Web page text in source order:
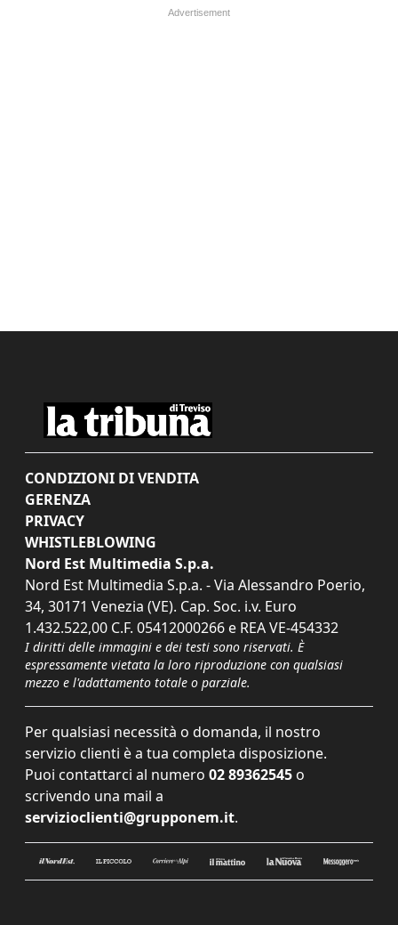
CONDIZIONI DI VENDITA
GERENZA
PRIVACY
WHISTLEBLOWING
Nord Est Multimedia S.p.a.
Nord Est Multimedia S.p.a. - Via Alessandro Poerio,
34, 30171 Venezia (VE). Cap. Soc. i.v. Euro
1.432.522,00 C.F. 05412000266 e REA VE-454332
I diritti delle immagini e dei testi sono riservati. È
espressamente vietata la loro riproduzione con qualsiasi
mezzo e l'adattamento totale o parziale.
Per qualsiasi necessità o domanda, il nostro
servizio clienti è a tua completa disposizione.
Puoi contattarci al numero 02 89362545 o
scrivendo una mail a
servizioclienti@grupponem.it.